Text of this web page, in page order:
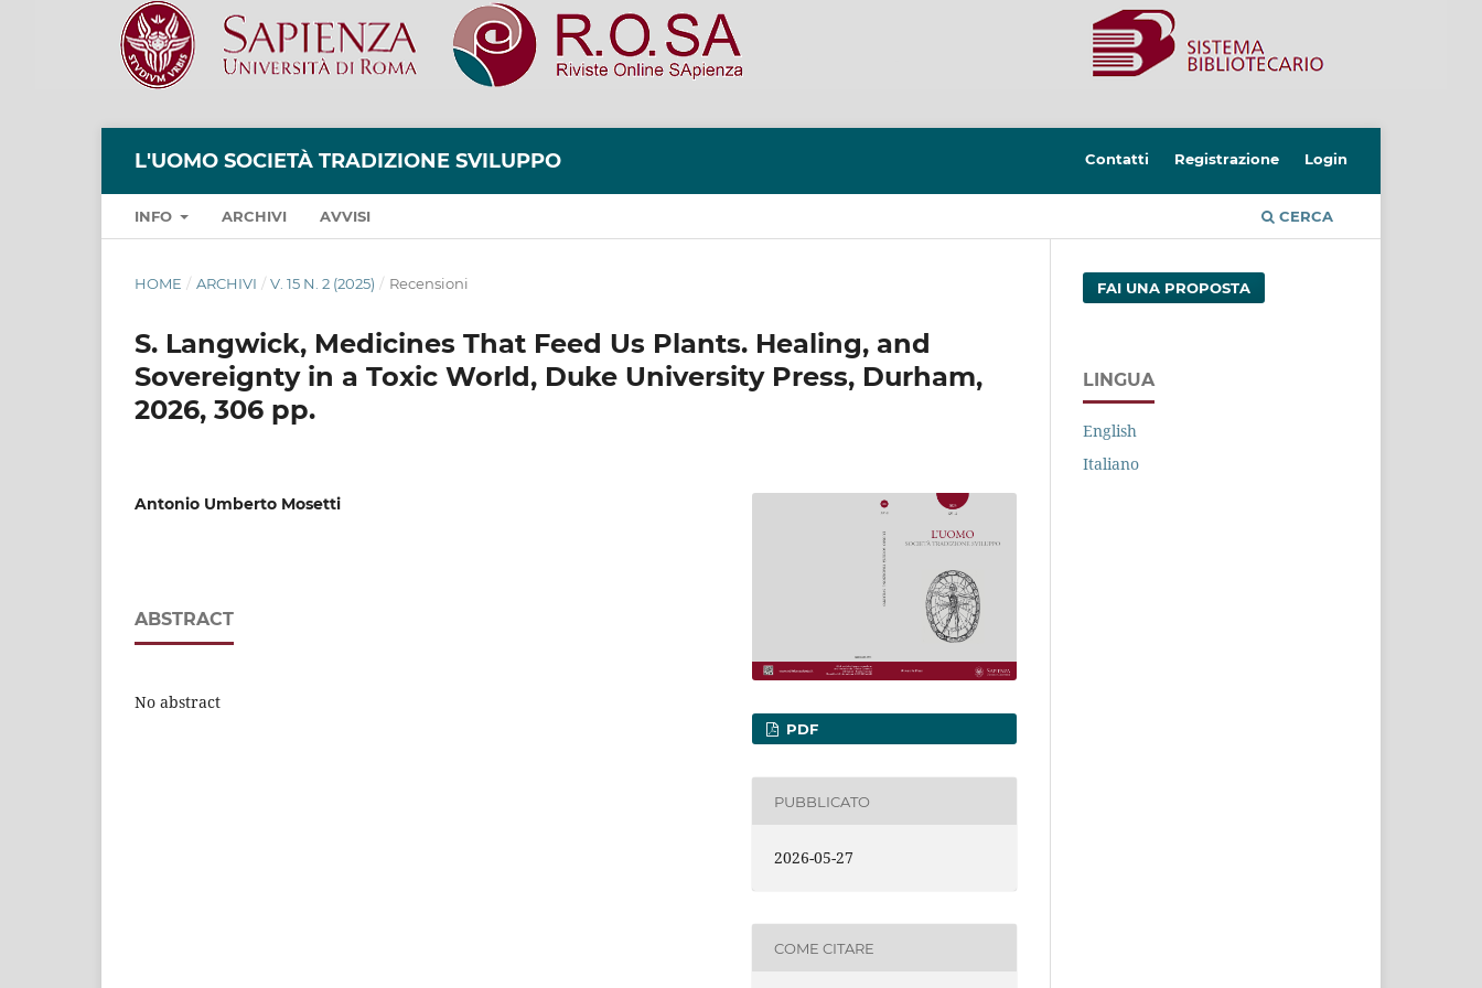
L'UOMO SOCIETÀ TRADIZIONE SVILUPPO
INFO ARCHIVI AVVISI CERCA
Contatti Registrazione Login
HOME / ARCHIVI / V. 15 N. 2 (2025) / Recensioni
S. Langwick, Medicines That Feed Us Plants. Healing, and
Sovereignty in a Toxic World, Duke University Press, Durham,
2026, 306 pp.
Antonio Umberto Mosetti
ABSTRACT
No abstract
PDF
PUBBLICATO
2026-05-27
COME CITARE
FAI UNA PROPOSTA
LINGUA
English
Italiano